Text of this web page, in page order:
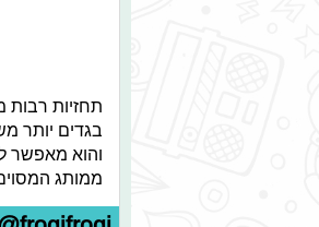
תחזיות רבות
בגדים יותר
והוא מאפשר
ממותג